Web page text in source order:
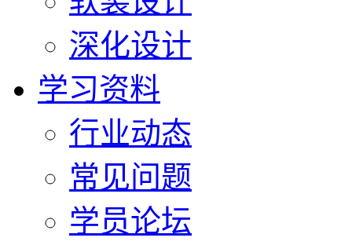
深化设计
学习资料
行业动态
常见问题
学员论坛